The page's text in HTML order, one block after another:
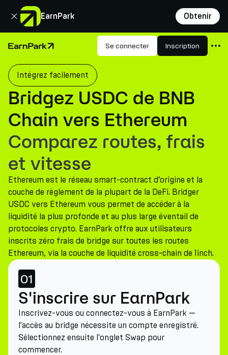
EarnPark Obtenir
Fermer
Page d'accueil Se connecter Inscription
Produits
Marchés
Calculatrices
PARK Token
Ressources
Entreprise
Intégrez facilement
Bridgez USDC de BNB
Chain vers Ethereum
Comparez routes, frais
et vitesse
Ethereum est le réseau smart-contract d’origine et la
couche de règlement de la plupart de la DeFi. Bridger
USDC vers Ethereum vous permet de accéder à la
liquidité la plus profonde et au plus large éventail de
protocoles crypto. EarnPark offre aux utilisateurs
inscrits zéro frais de bridge sur toutes les routes
Ethereum, via la couche de liquidité cross-chain de 1inch.
01
S'inscrire sur EarnPark
Inscrivez-vous ou connectez-vous à EarnPark —
l'accès au bridge nécessite un compte enregistré.
Sélectionnez ensuite l'onglet Swap pour
commencer.